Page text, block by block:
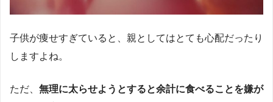
子供が痩せすぎていると、親としてはとても心配だったり
しますよね。
ただ、 無理に太らせようとすると余計に食べることを嫌が